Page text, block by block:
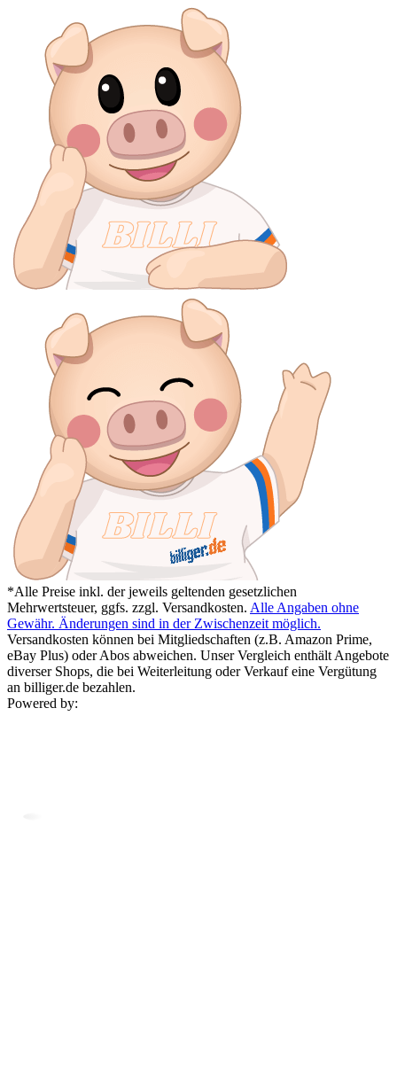
*Alle Preise inkl. der jeweils geltenden gesetzlichen
Mehrwertsteuer, ggfs. zzgl. Versandkosten. Alle Angaben ohne
Gewähr. Änderungen sind in der Zwischenzeit möglich.
Versandkosten können bei Mitgliedschaften (z.B. Amazon Prime,
eBay Plus) oder Abos abweichen. Unser Vergleich enthält Angebote
diverser Shops, die bei Weiterleitung oder Verkauf eine Vergütung
an billiger.de bezahlen.
Powered by: